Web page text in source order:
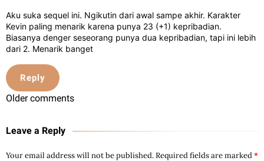
Aku suka sequel ini. Ngikutin dari awal sampe akhir. Karakter
Kevin paling menarik karena punya 23 (+1) kepribadian.
Biasanya denger seseorang punya dua kepribadian, tapi ini lebih
dari 2. Menarik banget
Reply
Older comments
Leave a Reply
Your email address will not be published.Required fields are marked*